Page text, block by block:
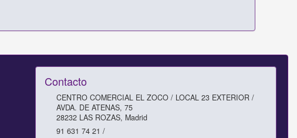
Contacto
CENTRO COMERCIAL EL ZOCO / LOCAL 23 EXTERIOR /
AVDA. DE ATENAS, 75
28232 LAS ROZAS, Madrid
91 631 74 21 /